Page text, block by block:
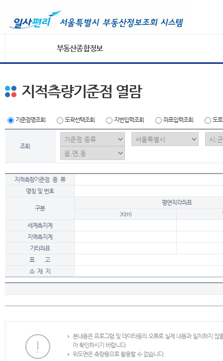
부동산종합정보
지적측량기준점 열람
기준점명조회 도곽선택조회 지번입력조회 좌표입력조회 도
조회
지적측량기준점 종 류
명칭 및 번호
구분
평면직각좌표
X(m)
세계측지계
지역측지계
기타좌표
표 고
소 재 지
본내용은 프로그램 및 데이타등의 오류로 실제 내용과 일치하지
아 확인하시기 바랍니다.
위도면은 측량용으로 활용할 수 없습니다.